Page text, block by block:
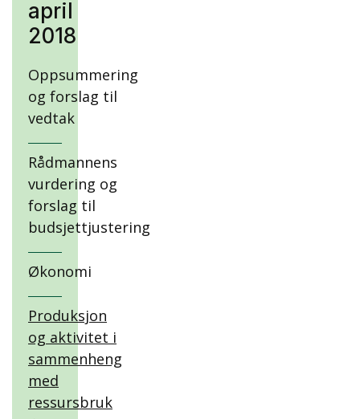
april
2018
Oppsummering
og forslag til
vedtak
Rådmannens
vurdering og
forslag til
budsjettjustering
Økonomi
Produksjon
og aktivitet i
sammenheng
med
ressursbruk